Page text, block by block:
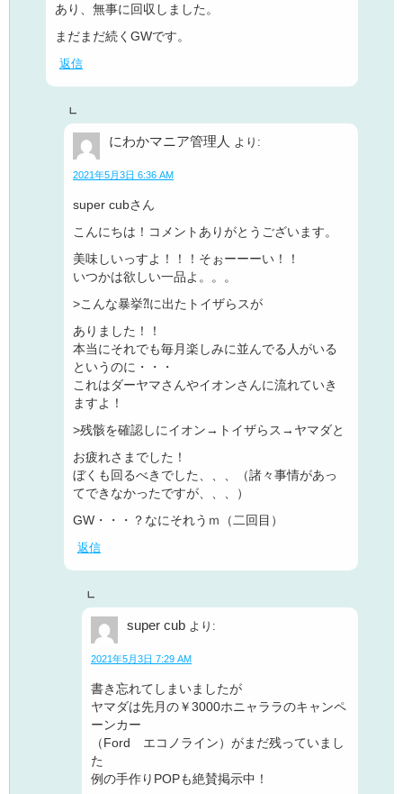
あり、無事に回収しました。
まだまだ続くGWです。
返信
にわかマニア管理人 より:
2021年5月3日 6:36 AM
super cubさん
こんにちは！コメントありがとうございます。
美味しいっすよ！！！そぉーーーい！！
いつかは欲しい一品よ。。。
>こんな暴挙⁈に出たトイザらスが
ありました！！
本当にそれでも毎月楽しみに並んでる人がいる
というのに・・・
これはダーヤマさんやイオンさんに流れていき
ますよ！
>残骸を確認しにイオン→トイザらス→ヤマダと
お疲れさまでした！
ぼくも回るべきでした、、、（諸々事情があっ
てできなかったですが、、、）
GW・・・？なにそれうｍ（二回目）
返信
super cub より:
2021年5月3日 7:29 AM
書き忘れてしまいましたが
ヤマダは先月の￥3000ホニャララのキャンペ
ーンカー
（Ford エコノライン）がまだ残っていまし
た
例の手作りPOPも絶賛掲示中！